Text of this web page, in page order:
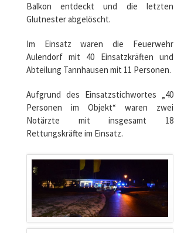
Balkon entdeckt und die letzten
Glutnester abgelöscht.
Im Einsatz waren die Feuerwehr
Aulendorf mit 40 Einsatzkräften und
Abteilung Tannhausen mit 11 Personen.
Aufgrund des Einsatzstichwortes „40
Personen im Objekt“ waren zwei
Notärzte mit insgesamt 18
Rettungskräfte im Einsatz.